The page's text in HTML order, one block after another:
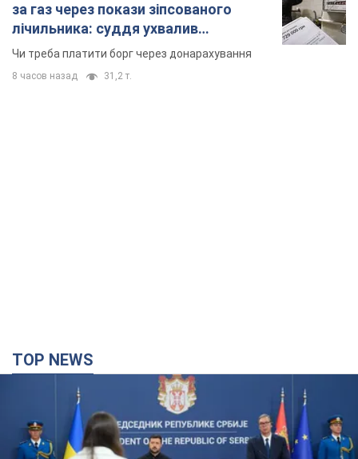
за газ через покази зіпсованого
лічильника: суддя ухвалив
неочікуване рішення
Чи треба платити борг через донарахування
8 часов назад 31,2 т.
TOP NEWS